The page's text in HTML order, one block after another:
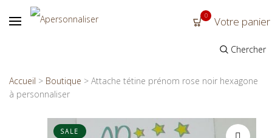
0 Votre panier
Chercher
Accueil > Boutique > Attache tétine prénom rose noir hexagone
à personnaliser
SALE